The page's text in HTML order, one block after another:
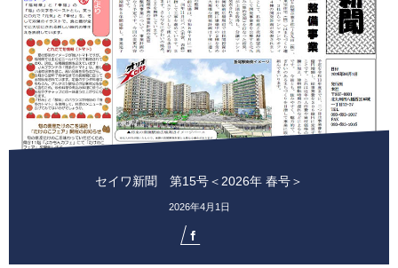
セイワ新聞 第15号＜2026年 春号＞
2026年4月1日